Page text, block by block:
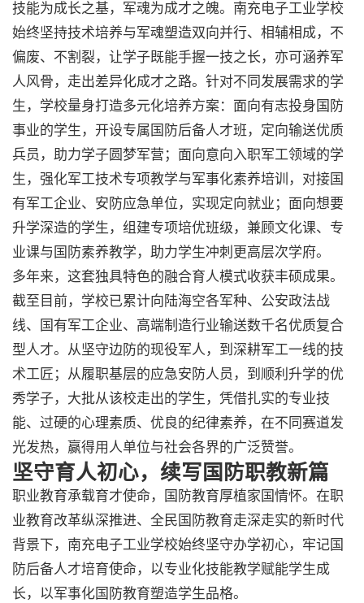
技能为成长之基，军魂为成才之魄。南充电子工业学校
始终坚持技术培养与军魂塑造双向并行、相辅相成，不
偏废、不割裂，让学子既能手握一技之长，亦可涵养军
人风骨，走出差异化成才之路。针对不同发展需求的学
生，学校量身打造多元化培养方案：面向有志投身国防
事业的学生，开设专属国防后备人才班，定向输送优质
兵员，助力学子圆梦军营；面向意向入职军工领域的学
生，强化军工技术专项教学与军事化素养培训，对接国
有军工企业、安防应急单位，实现定向就业；面向想要
升学深造的学生，组建专项培优班级，兼顾文化课、专
业课与国防素养教学，助力学生冲刺更高层次学府。
多年来，这套独具特色的融合育人模式收获丰硕成果。
截至目前，学校已累计向陆海空各军种、公安政法战
线、国有军工企业、高端制造行业输送数千名优质复合
型人才。从坚守边防的现役军人，到深耕军工一线的技
术工匠；从履职基层的应急安防人员，到顺利升学的优
秀学子，大批从该校走出的学生，凭借扎实的专业技
能、过硬的心理素质、优良的纪律素养，在不同赛道发
光发热，赢得用人单位与社会各界的广泛赞誉。
坚守育人初心，续写国防职教新篇
职业教育承载育才使命，国防教育厚植家国情怀。在职
业教育改革纵深推进、全民国防教育走深走实的新时代
背景下，南充电子工业学校始终坚守办学初心，牢记国
防后备人才培育使命，以专业化技能教学赋能学生成
长，以军事化国防教育塑造学生品格。